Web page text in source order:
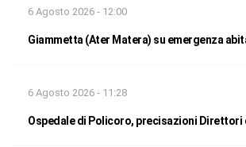
6 Agosto 2026 - 12:00
Giammetta (Ater Matera) su emergenza
6 Agosto 2026 - 11:28
Ospedale di Policoro, precisazioni Direttori